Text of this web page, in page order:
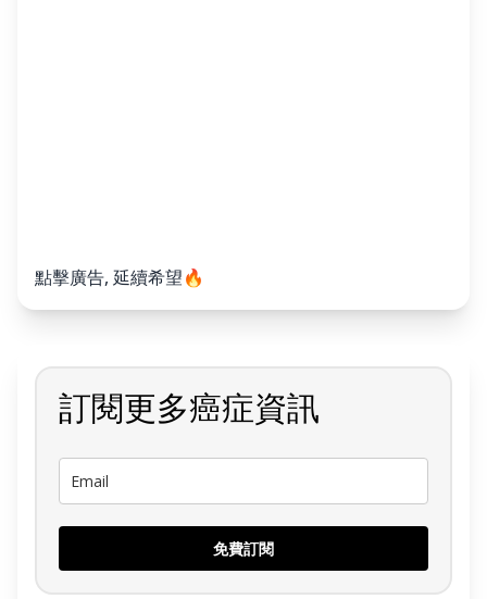
點擊廣告, 延續希望🔥
訂閱更多癌症資訊
免費訂閱